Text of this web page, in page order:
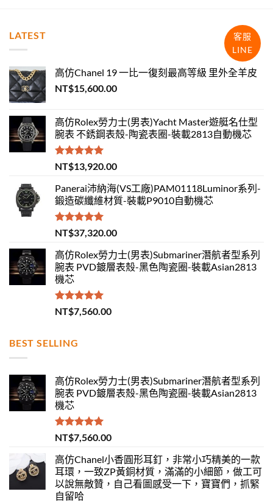
LATEST
高仿Chanel 19 一比一復刻最高等級 里外全羊皮
NT$15,600.00
高仿Rolex勞力士(男表)Yacht Master遊艇名仕型
腕表 不銹鋼表殼-陶瓷表圈-裝載2813自動機芯
評分5.00
滿分 5
NT$13,920.00
Panerai沛納海(VS工廠)PAM01118Luminor系列-
鍛造碳纖維材質-裝載P9010自動機芯
評分5.00
滿分 5
NT$37,320.00
高仿Rolex勞力士(男表)Submariner潛航者型系列
腕表 PVD鍍層表殼-黑色陶瓷圈-裝載Asian2813
機芯
評分 5.00
滿分 5
NT$7,560.00
BEST SELLING
高仿Rolex勞力士(男表)Submariner潛航者型系列
腕表 PVD鍍層表殼-黑色陶瓷圈-裝載Asian2813
機芯
評分 5.00
滿分 5
NT$7,560.00
高仿Chanel小香圓形耳釘，非常小巧精美的一款
耳環，一致ZP黃銅材質，滿滿的小細節，做工可
以說無敵贊，自己看圖感受一下，寶寶們，抓緊
自留哈
客服
LINE